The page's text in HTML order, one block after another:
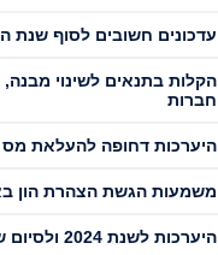
עדכונים חשובים לסוף שנת
הקלות בתנאים לשינוי מבנה,
חברות
היערכות דחופה להעלאת מס
משמעות הגשת הצהרת הון
היערכות לשנת 2024 ולסיום שנת 2023